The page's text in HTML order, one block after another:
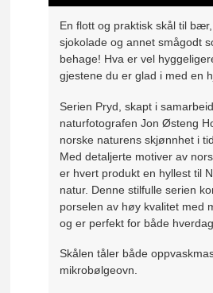
En flott og praktisk skål til
sjokolade og annet smågodt
behage! Hva er vel
gjestene du er glad i med en
Serien Pryd, skapt i
naturfotografen Jon Østeng
norske naturens skjønnhet i
Med detaljerte motiver av
er hvert produkt en hyllest til
natur. Denne stilfulle serien
porselen av høy kvalitet med
og er perfekt for både
Skålen tåler både
mikrobølgeovn.